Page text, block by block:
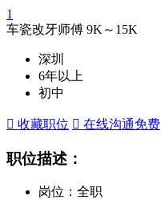
1
车瓷改牙师傅 9K～15K
深圳
6年以上
初中
 收藏职位  在线沟通免费
职位描述：
岗位：全职